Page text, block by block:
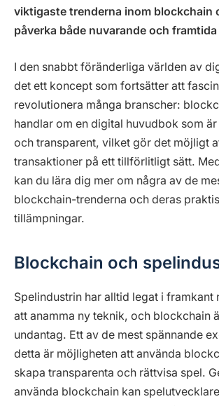
viktigaste trenderna inom blockchain
påverka både nuvarande och
I den snabbt föränderliga världen av
det ett koncept som fortsätter att
revolutionera många branscher:
handlar om en digital huvudbok som
och transparent, vilket gör det möjligt
transaktioner på ett tillförlitligt sätt.
kan du lära dig mer om några av de
blockchain-trenderna och deras
tillämpningar.
Blockchain och
Spelindustrin har alltid legat i framkant
att anamma ny teknik, och blockchain
undantag. Ett av de mest spännande
detta är möjligheten att använda
skapa transparenta och rättvisa spel.
använda blockchain kan